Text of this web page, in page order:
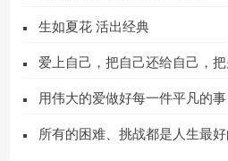
生如夏花 活出经典
爱上自己，把自己还给自己，
用伟大的爱做好每一件平凡的事
所有的困难、挑战都是人生最